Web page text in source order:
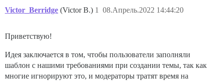
Victor_Berridge (Victor B.) 08.Апрель.2022 14:44:20
1
Приветствую!
Идея заключается в том, чтобы пользователи заполняли
шаблон с нашими требованиями при создании темы, так как
многие игнорируют это, и модераторы тратят время на